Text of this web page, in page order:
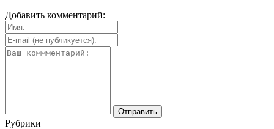
Добавить комментарий:
Рубрики